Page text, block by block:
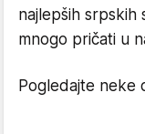
najlepših srpskih
mnogo pričati u
Pogledajte neke